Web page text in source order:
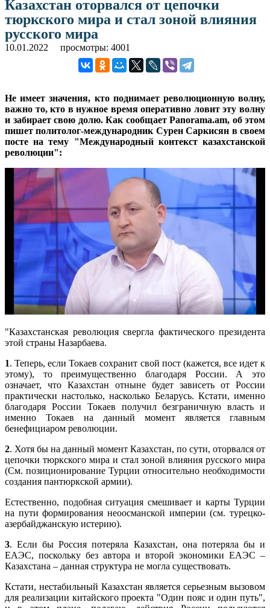
Казахстан оторвался от цепочки
тюркского мира и стал зоной влияния
русского мира
10.01.2022 просмотры: 4001
Не имеет значения, кто поднимает революционную волну,
важно то, кто в нужное время оперативно ловит эту волну
и забирает свою долю. Как сообщает Panorama.am, об этом
пишет политолог-международник Сурен Саркисян в своем
посте на тему "Международный контекст казахстанской
революции":
"Казахстанская революция свергла фактического президента
этой страны Назарбаева.
1. Теперь, если Токаев сохранит свой пост (кажется, все идет к
этому), то преимущественно благодаря России. А это
означает, что Казахстан отныне будет зависеть от России
практически настолько, насколько Беларусь. Кстати, именно
благодаря России Токаев получил безграничную власть и
именно Токаев на данный момент является главным
бенефициаром революции.
2. Хотя бы на данный момент Казахстан, по сути, оторвался от
цепочки тюркского мира и стал зоной влияния русского мира
(См. позиционирование Турции относительно необходимости
создания пантюркской армии).
Естественно, подобная ситуация смешивает и карты Турции
на пути формирования неоосманской империи (см. турецко-
азербайджанскую истерию).
3. Если бы Россия потеряла Казахстан, она потеряла бы и
ЕАЭС, поскольку без автора и второй экономики ЕАЭС –
Казахстана – данная структура не могла существовать.
Кстати, нестабильный Казахстан является серьезным вызовом
для реализации китайского проекта "Один пояс и один путь",